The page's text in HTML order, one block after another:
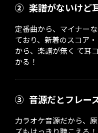
② 楽譜がないけど
定番曲から、マイナー
ており、新着のスコア
から、楽譜が無く て耳
かる！
③ 音源だとフレー
力ラオケ音源だから、